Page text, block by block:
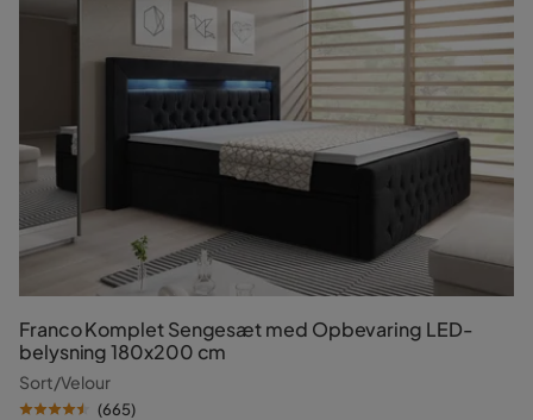
Franco Komplet Sengesæt med Opbevaring LED-
belysning 180x200 cm
Sort/Velour
(665)